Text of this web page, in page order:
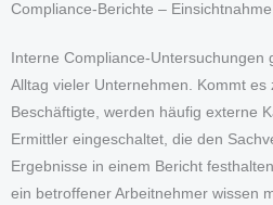
Compliance-Berichte –
Interne Compliance-Untersuchungen
Alltag vieler Unternehmen. Kommt es
Beschäftigte, werden häufig externe
Ermittler eingeschaltet, die den
Ergebnisse in einem Bericht
ein betroffener Arbeitnehmer wissen